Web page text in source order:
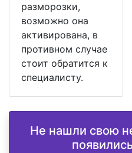
разморозки,
возможно она
активирована, в
противном случае
стоит обратится к
специалисту.
Не нашли свою